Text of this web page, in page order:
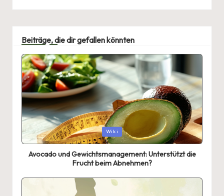
Beiträge, die dir gefallen könnten
Posted
in
Wiki
Avocado und Gewichtsmanagement: Unterstützt die
Frucht beim Abnehmen?